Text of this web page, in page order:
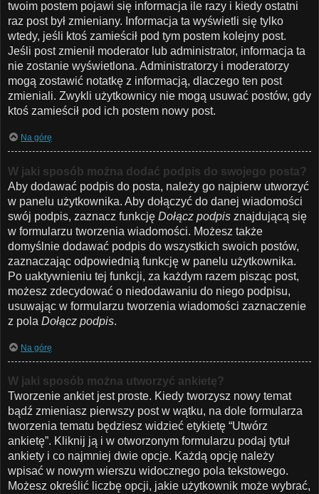
twoim postem pojawi się informacja ile razy i kiedy ostatni
raz post był zmieniany. Informacja ta wyświetli się tylko
wtedy, jeśli ktoś zamieścił pod tym postem kolejny post.
Jeśli post zmienił moderator lub administrator, informacja ta
nie zostanie wyświetlona. Administratorzy i moderatorzy
mogą zostawić notatkę z informacją, dlaczego ten post
zmieniali. Zwykli użytkownicy nie mogą usuwać postów, gdy
ktoś zamieścił pod ich postem nowy post.
Na górę
W jaki sposób można dodać podpis do swojego posta?
Aby dodawać podpis do posta, należy go najpierw utworzyć
w panelu użytkownika. Aby dołączyć do danej wiadomości
swój podpis, zaznacz funkcję Dołącz podpis znajdującą się
w formularzu tworzenia wiadomości. Możesz także
domyślnie dodawać podpis do wszystkich swoich postów,
zaznaczając odpowiednią funkcję w panelu użytkownika.
Po uaktywnieniu tej funkcji, za każdym razem pisząc post,
możesz zdecydować o niedodawaniu do niego podpisu,
usuwając w formularzu tworzenia wiadomości zaznaczenie
z pola Dołącz podpis.
Na górę
W jaki sposób można utworzyć ankietę?
Tworzenie ankiet jest proste. Kiedy tworzysz nowy temat
bądź zmieniasz pierwszy post w wątku, na dole formularza
tworzenia tematu będziesz widzieć etykietę “Utwórz
ankietę”. Kliknij ją i w otworzonym formularzu podaj tytuł
ankiety i co najmniej dwie opcje. Każdą opcję należy
wpisać w nowym wierszu widocznego pola tekstowego.
Możesz określić liczbę opcji, jakie użytkownik może wybrać,